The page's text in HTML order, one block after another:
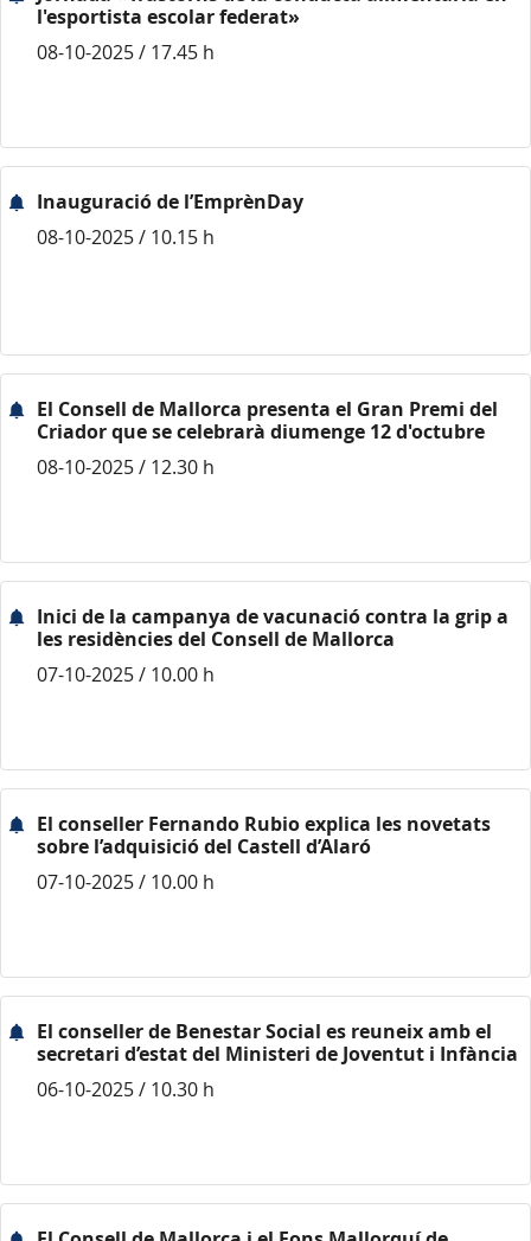
l'esportista escolar federat»
08-10-2025 / 17.45 h
Inauguració de l’EmprènDay
08-10-2025 / 10.15 h
El Consell de Mallorca presenta el Gran Premi del
Criador que se celebrarà diumenge 12 d'octubre
08-10-2025 / 12.30 h
Inici de la campanya de vacunació contra la grip a
les residències del Consell de Mallorca
07-10-2025 / 10.00 h
El conseller Fernando Rubio explica les novetats
sobre l’adquisició del Castell d’Alaró
07-10-2025 / 10.00 h
El conseller de Benestar Social es reuneix amb el
secretari d’estat del Ministeri de Joventut i Infància
06-10-2025 / 10.30 h